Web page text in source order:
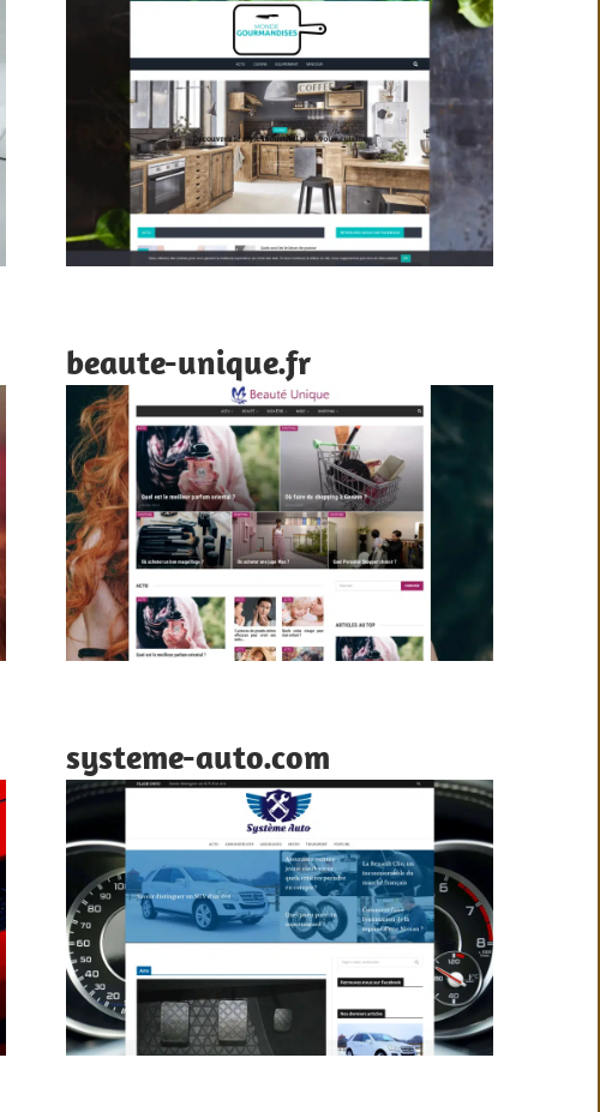
beaute-unique.fr
systeme-auto.com